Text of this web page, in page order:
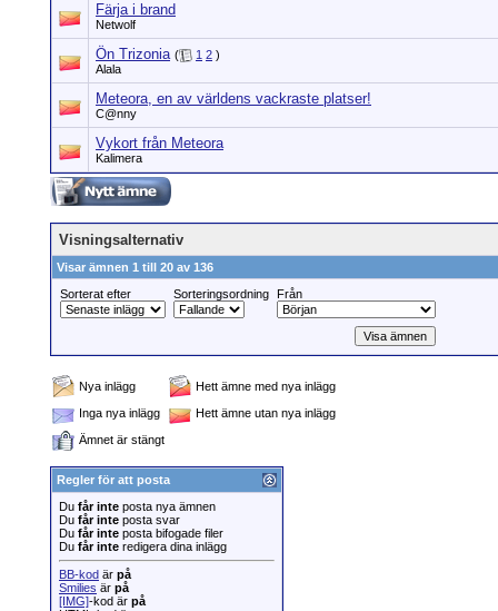
Färja i brand
Netwolf
Ön Trizonia ( 1 2 )
Alala
Meteora, en av världens vackraste platser!
C@nny
Vykort från Meteora
Kalimera
Visningsalternativ
Visar ämnen 1 till 20 av 136
Sorterat efter
Sorteringsordning Från
Nya inlägg
Hett ämne med nya inlägg
Inga nya inlägg
Hett ämne utan nya inlägg
Ämnet är stängt
Regler för att posta
Du får inte posta nya ämnen
Du får inte posta svar
Du får inte posta bifogade filer
Du får inte redigera dina inlägg
BB-kod är på
Smilies är på
[IMG]-kod är på